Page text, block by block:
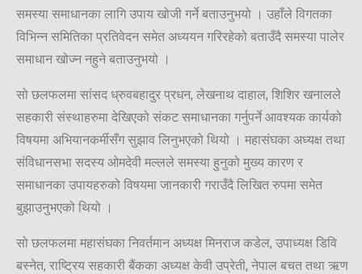
समस्या समाधानका लागि उपाय खोजी गर्ने बताउनुभयो । उहाँले विगतका
विभिन्न समितिका प्रतिवेदन समेत अध्ययन गरिरहेको बताउँदै समस्या पालेर
समाधान खोज्न नहुने बताउनुभयो ।
सो छलफलमा सांसद ध्रुवबहादुर प्रधन, लेखनाथ दाहाल, शिशिर खनालले
सहकारी संस्थाहरुमा देखिएको संकट समाधानका गर्नुपर्ने आवश्यक कार्यको
विषयमा अभियानकर्मीसँग सुझाव लिनुभएको थियो । महासंघका अध्यक्ष तथा
संविधानसभा सदस्य ओमदेवी मल्लले समस्या हुनुको मुख्य कारण र
समाधानका उपायहरुको विषयमा जानकारी गराउँदै लिखित रुपमा समेत
बुझाउनुभएको थियो ।
सो छलफलमा महासंघका निवर्तमान अध्यक्ष मिनराज कडेल, उपाध्यक्ष डिवि
बस्नेत, राष्ट्रिय सहकारी बैंकका अध्यक्ष केवी उप्रेती, नेपाल बचत तथा ऋण